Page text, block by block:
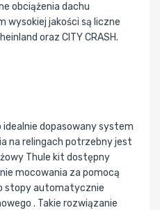
obciążenia dachu
wysokiej jakości są liczne
oraz CITY CRASH.
idealnie dopasowany system
na relingach potrzebny jest
Thule kit dostępny
mocowania za pomocą
stopy automatycznie
. Takie rozwiązanie